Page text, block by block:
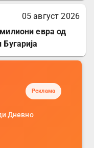
05 август 2026
евра од
Реклама
Дневно